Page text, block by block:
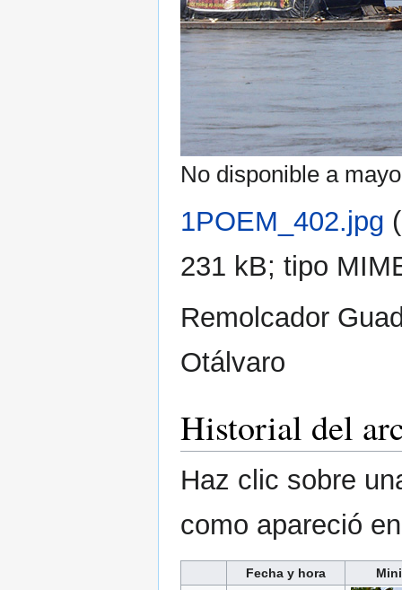
No disponible a
1POEM_402.jpg
231 kB; tipo
Remolcador
Otálvaro
Historial del
Haz clic sobre
como apareció
Fecha y hora